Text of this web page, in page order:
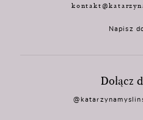
Napisz
Dołącz